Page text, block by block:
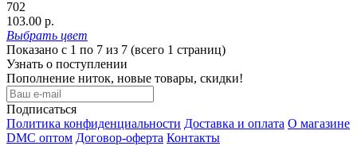
702
103.00 р.
Выбрать цвет
Показано с 1 по 7 из 7 (всего 1 страниц)
Узнать о поступлении
Пополнение ниток, новые товары, скидки!
Подписаться
Политика конфиденциальности Доставка и оплата О магазине
DMC оптом Договор-оферта Контакты